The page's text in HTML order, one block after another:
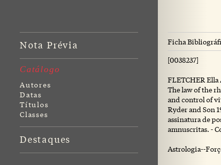
Nota Prévia
Catálogo
Autores
Datas
Títulos
Classes
Destaques
Ficha
[0038237]
FLETCHER
The law of the
and control of
Ryder and Son
assinatura de
amnuscritas. -
Astrologia--